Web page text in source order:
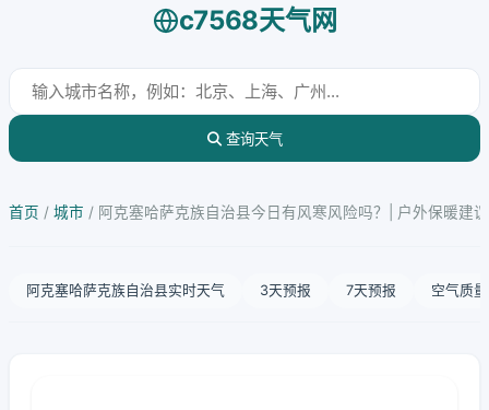
c7568天气网
查询天气
首页 / 城市 / 阿克塞哈萨克族自治县今日有风寒风险吗？| 户外保暖建议
阿克塞哈萨克族自治县实时天气 3天预报 7天预报 空气质量